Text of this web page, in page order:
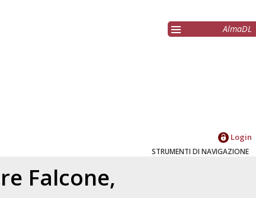
AlmaDL
Login
STRUMENTI DI NAVIGAZIONE
Falcone,